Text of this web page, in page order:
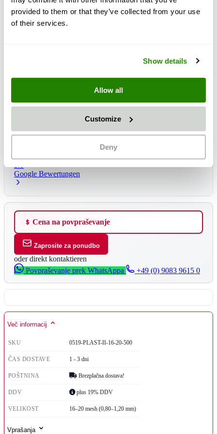
provided to them or that they’ve collected from your use
of their services.
Show details
Allow all
Customize
Deny
Predvidena dostava: pet., 14 avg.*
Google Bewertungen
Cena na povpraševanje
Zaprosite za ponudbo
oder direkt kontaktieren
Povpraševanje prek WhatsAppa
+49 (0) 9083 9615 0
Več informacij
SKU 0519-PLAST-II-16-20-500
ČAS DOSTAVE 1 - 3 dni
POŠTNINA Brezplačna dostava!
DDV plus 19% DDV
VELIKOST 16–20 mesh (0,80–1,20 mm)
Vprašanja